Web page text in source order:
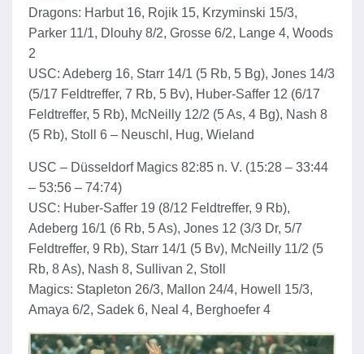
Dragons: Harbut 16, Rojik 15, Krzyminski 15/3,
Parker 11/1, Dlouhy 8/2, Grosse 6/2, Lange 4, Woods
2
USC: Adeberg 16, Starr 14/1 (5 Rb, 5 Bg), Jones 14/3
(5/17 Feldtreffer, 7 Rb, 5 Bv), Huber-Saffer 12 (6/17
Feldtreffer, 5 Rb), McNeilly 12/2 (5 As, 4 Bg), Nash 8
(5 Rb), Stoll 6 – Neuschl, Hug, Wieland
USC – Düsseldorf Magics 82:85 n. V. (15:28 – 33:44
– 53:56 – 74:74)
USC: Huber-Saffer 19 (8/12 Feldtreffer, 9 Rb),
Adeberg 16/1 (6 Rb, 5 As), Jones 12 (3/3 Dr, 5/7
Feldtreffer, 9 Rb), Starr 14/1 (5 Bv), McNeilly 11/2 (5
Rb, 8 As), Nash 8, Sullivan 2, Stoll
Magics: Stapleton 26/3, Mallon 24/4, Howell 15/3,
Amaya 6/2, Sadek 6, Neal 4, Berghoefer 4